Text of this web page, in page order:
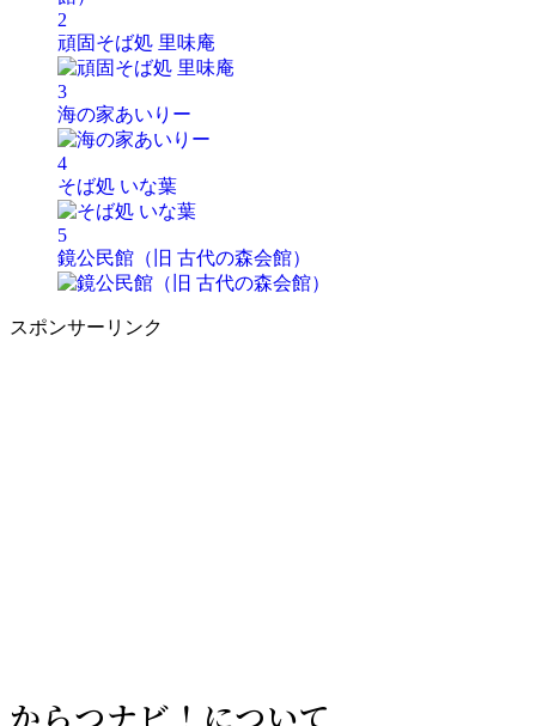
2
頑固そば処 里味庵
3
海の家あいりー
4
そば処 いな葉
5
鏡公民館（旧 古代の森会館）
スポンサーリンク
からつナビ！について